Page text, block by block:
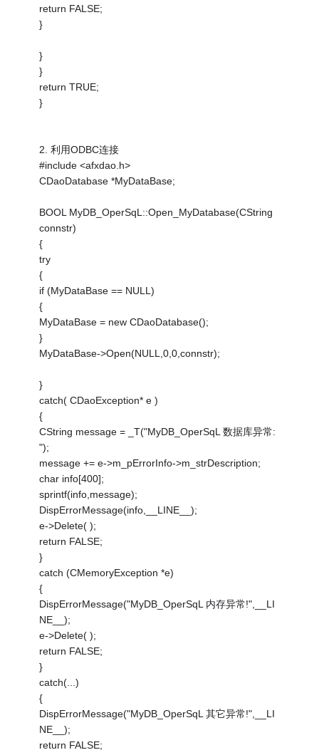
return FALSE;
}
}
}
return TRUE;
}
2. 利用ODBC连接
#include <afxdao.h>
CDaoDatabase *MyDataBase;
BOOL MyDB_OperSqL::Open_MyDatabase(CString
connstr)
{
try
{
if (MyDataBase == NULL)
{
MyDataBase = new CDaoDatabase();
}
MyDataBase->Open(NULL,0,0,connstr);
}
catch( CDaoException* e )
{
CString message = _T("MyDB_OperSqL 数据库异常:
");
message += e->m_pErrorInfo->m_strDescription;
char info[400];
sprintf(info,message);
DispErrorMessage(info,__LINE__);
e->Delete( );
return FALSE;
}
catch (CMemoryException *e)
{
DispErrorMessage("MyDB_OperSqL 内存异常!",__LI
NE__);
e->Delete( );
return FALSE;
}
catch(...)
{
DispErrorMessage("MyDB_OperSqL 其它异常!",__LI
NE__);
return FALSE;